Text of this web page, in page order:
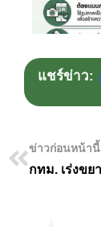
แชร์ข่าว:
ข่าวก่อนหน้านี้